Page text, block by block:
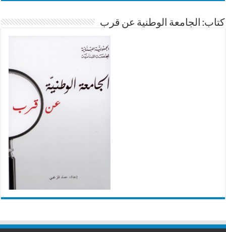
كتاب: الجامعة الوطنية عن قرب